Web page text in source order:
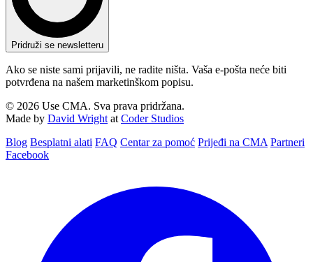
Pridruži se newsletteru
Ako se niste sami prijavili, ne radite ništa. Vaša e-pošta neće biti
potvrđena na našem marketinškom popisu.
© 2026 Use CMA. Sva prava pridržana.
Made by David Wright at Coder Studios
Blog‎ Besplatni alati FAQ Centar za pomoć Prijeđi na CMA Partneri
Facebook